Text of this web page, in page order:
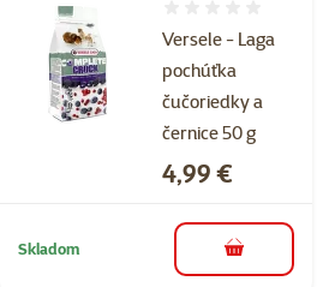
Versele - Laga
pochúťka
čučoriedky a
černice 50 g
Cena
4,99 €
Skladom do košíka